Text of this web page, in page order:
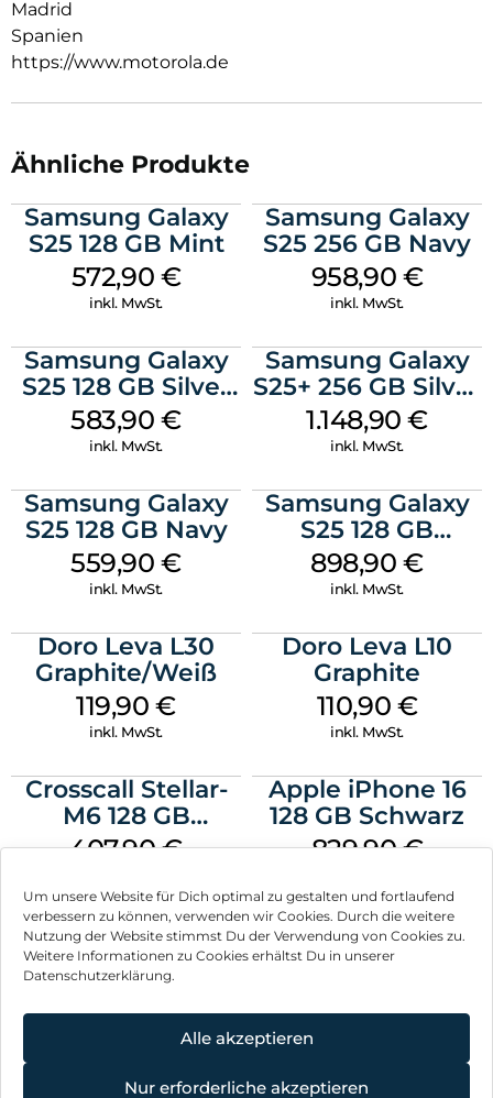
Um unsere Website für Dich optimal zu gestalten und fortlaufend
verbessern zu können, verwenden wir Cookies. Durch die weitere
Nutzung der Website stimmst Du der Verwendung von Cookies zu.
Weitere Informationen zu Cookies erhältst Du in unserer
Datenschutzerklärung.
Alle akzeptieren
Nur erforderliche akzeptieren
Madrid
Spanien
https://www.motorola.de
Ähnliche Produkte
Samsung Galaxy
S25 128 GB Mint
572,90 €
inkl. MwSt.
Samsung Galaxy
S25 256 GB Navy
958,90 €
inkl. MwSt.
Samsung Galaxy
S25 128 GB Silver
Shadow
583,90€
inkl. MwSt.
Samsung Galaxy
S25+ 256 GB Silver
Shadow
1.148,90€
inkl. MwSt.
Samsung Galaxy
S25 128 GB Navy
559,90€
inkl. MwSt.
Samsung Galaxy
S25 128 GB
Icyblue
898,90€
inkl. MwSt.
Doro Leva L30
Graphite/Weiß
119,90€
inkl. MwSt.
Doro Leva L10
Graphite
110,90 €
inkl. MwSt.
Crosscall Stellar-
M6 128 GB
Schwarz
407,90€
Apple iPhone 16
128 GB Schwarz
829,90€